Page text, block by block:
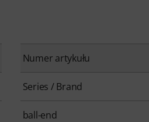
Numer artykułu
Series / Brand
ball-end